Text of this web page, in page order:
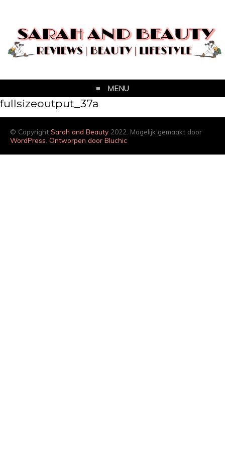
MENU
fullsizeoutput_37a
© Copyright Sarah and Beauty 2022. Mogelijk gemaakt door
WordPress Ontworpen door Bluchic